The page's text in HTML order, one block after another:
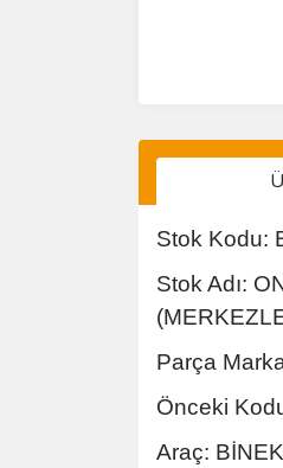
Stok Kodu:
Stok Adı:
Parça
Önceki
Araç: